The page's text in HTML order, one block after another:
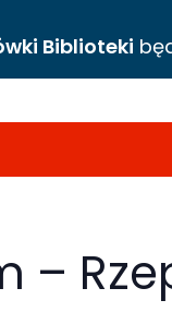
Biblioteki
–